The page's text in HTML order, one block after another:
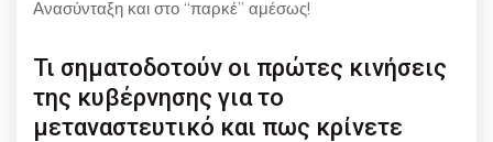
Ανασύνταξη και στο “παρκέ” αμέσως!
Τι σηματοδοτούν οι πρώτες κινήσεις
της κυβέρνησης για το
μεταναστευτικό και πως κρίνετε